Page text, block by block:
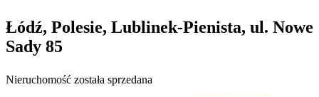
Łódź, Polesie, Lublinek-Pienista, ul. Nowe
Sady 85
Nieruchomość została sprzedana